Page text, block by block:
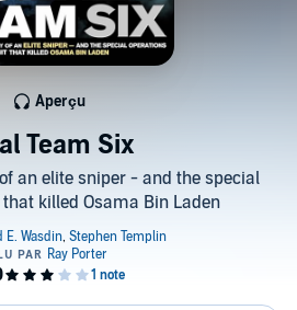
Team Six
an elite sniper - and the special
killed Osama Bin Laden
Aperçu